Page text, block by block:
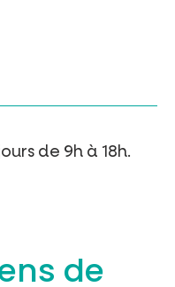
de 9h à 18h.
de